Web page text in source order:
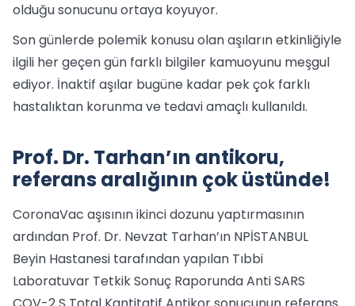
olduğu sonucunu ortaya koyuyor.
Son günlerde polemik konusu olan aşıların etkinliğiyle
ilgili her geçen gün farklı bilgiler kamuoyunu meşgul
ediyor. İnaktif aşılar bugüne kadar pek çok farklı
hastalıktan korunma ve tedavi amaçlı kullanıldı.
Prof. Dr. Tarhan’ın antikoru,
referans aralığının çok üstünde!
CoronaVac aşısının ikinci dozunu yaptırmasının
ardından Prof. Dr. Nevzat Tarhan’ın NPİSTANBUL
Beyin Hastanesi tarafından yapılan Tıbbi
Laboratuvar Tetkik Sonuç Raporunda Anti SARS